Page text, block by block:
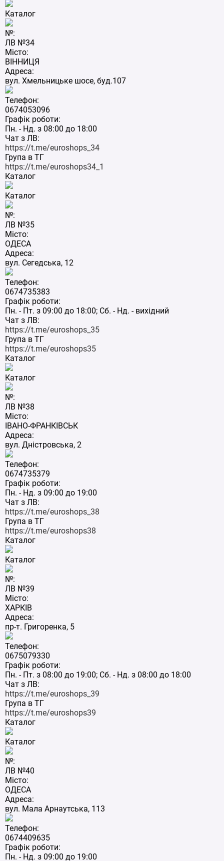
Каталог
№:
ЛВ №34
Місто:
ВІННИЦЯ
Адреса:
вул. Хмельницьке шосе, буд.107
Телефон:
0674053096
Графік роботи:
Пн. - Нд. з 08:00 до 18:00
Чат з ЛВ:
https://t.me/euroshops_34
Група в ТГ
https://t.me/euroshops34_1
Каталог
Каталог
№:
ЛВ №35
Місто:
ОДЕСА
Адреса:
вул. Сегедська, 12
Телефон:
0674735383
Графік роботи:
Пн. - Пт. з 09:00 до 18:00; Сб. - Нд. - вихідний
Чат з ЛВ:
https://t.me/euroshops_35
Група в ТГ
https://t.me/euroshops35
Каталог
Каталог
№:
ЛВ №38
Місто:
ІВАНО-ФРАНКІВСЬК
Адреса:
вул. Дністровська, 2
Телефон:
0674735379
Графік роботи:
Пн. - Нд. з 09:00 до 19:00
Чат з ЛВ:
https://t.me/euroshops_38
Група в ТГ
https://t.me/euroshops38
Каталог
Каталог
№:
ЛВ №39
Місто:
ХАРКІВ
Адреса:
пр-т. Григоренка, 5
Телефон:
0675079330
Графік роботи:
Пн. - Пт. з 08:00 до 19:00; Сб. - Нд. з 08:00 до 18:00
Чат з ЛВ:
https://t.me/euroshops_39
Група в ТГ
https://t.me/euroshops39
Каталог
Каталог
№:
ЛВ №40
Місто:
ОДЕСА
Адреса:
вул. Мала Арнаутська, 113
Телефон:
0674409635
Графік роботи:
Пн. - Нд. з 09:00 до 19:00